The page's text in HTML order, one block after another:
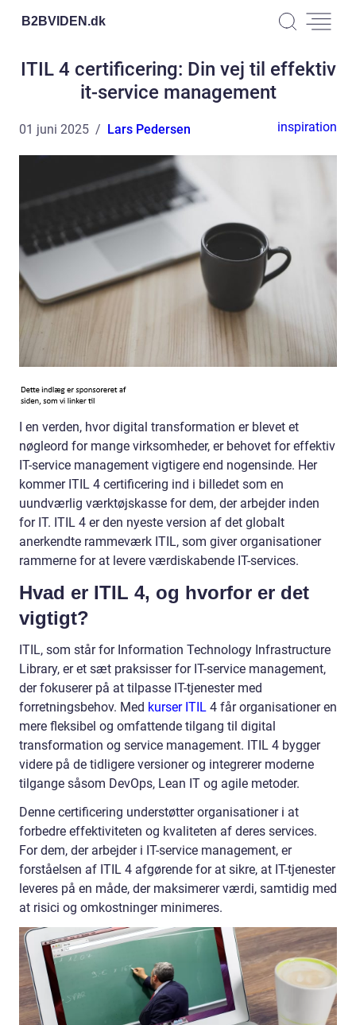
B2BVIDEN.dk
ITIL 4 certificering: Din vej til effektiv
it-service management
01 juni 2025 Lars Pedersen inspiration
I en verden, hvor digital transformation er blevet et
nøgleord for mange virksomheder, er behovet for effektiv
IT-service management vigtigere end nogensinde. Her
kommer ITIL 4 certificering ind i billedet som en
uundværlig værktøjskasse for dem, der arbejder inden
for IT. ITIL 4 er den nyeste version af det globalt
anerkendte rammeværk ITIL, som giver organisationer
rammerne for at levere værdiskabende IT-services.
Hvad er ITIL 4, og hvorfor er det
vigtigt?
ITIL, som står for Information Technology Infrastructure
Library, er et sæt praksisser for IT-service management,
der fokuserer på at tilpasse IT-tjenester med
forretningsbehov. Med kurser ITIL 4 får organisationer en
mere fleksibel og omfattende tilgang til digital
transformation og service management. ITIL 4 bygger
videre på de tidligere versioner og integrerer moderne
tilgange såsom DevOps, Lean IT og agile metoder.
Denne certificering understøtter organisationer i at
forbedre effektiviteten og kvaliteten af deres services.
For dem, der arbejder i IT-service management, er
forståelsen af ITIL 4 afgørende for at sikre, at IT-tjenester
leveres på en måde, der maksimerer værdi, samtidig med
at risici og omkostninger minimeres.